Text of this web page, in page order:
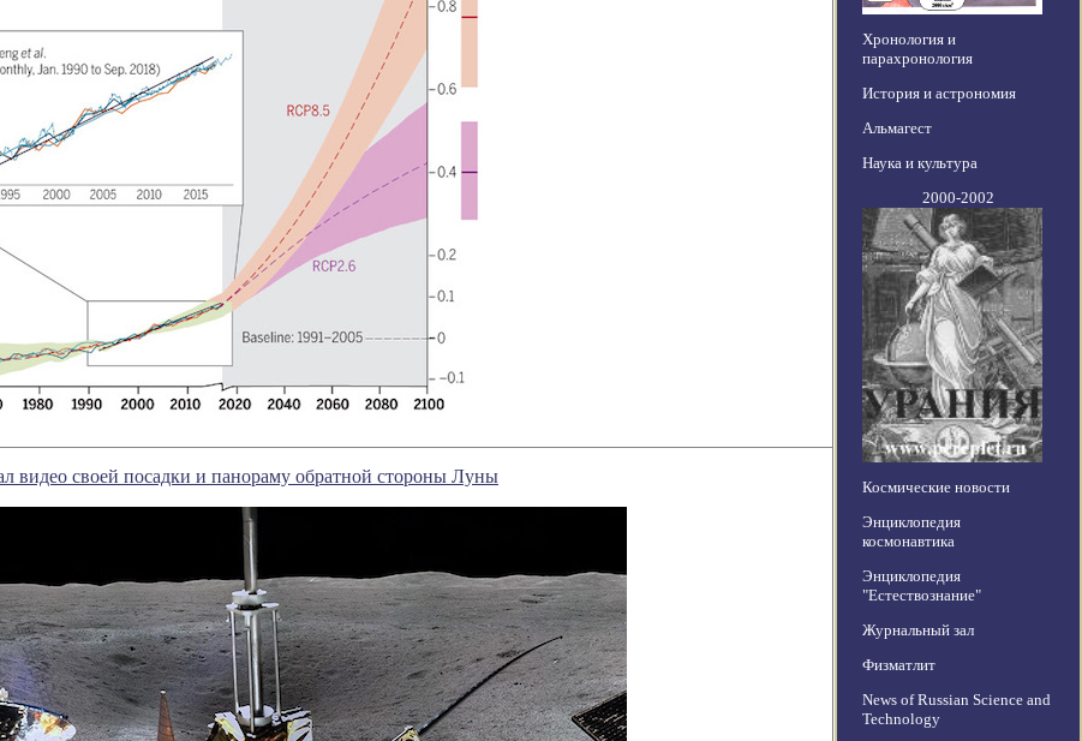
видео своей посадки и панораму обратной стороны Луны
Хронология и
парахронология
История и астрономия
Альмагест
Наука и культура
2000-2002
Космические новости
Энциклопедия
космонавтика
Энциклопедия
"Естествознание"
Журнальный зал
Физматлит
News of Russian Science and
Technology